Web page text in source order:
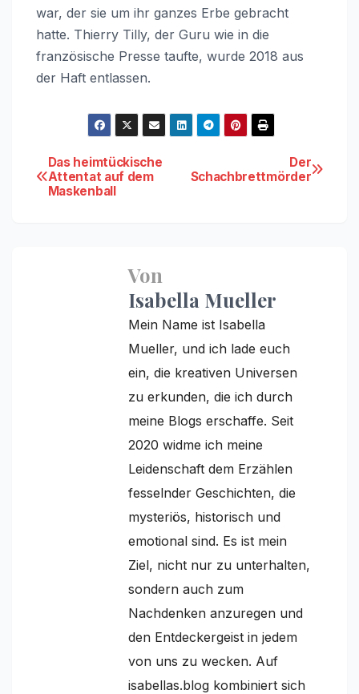
war, der sie um ihr ganzes Erbe gebracht
hatte. Thierry Tilly, der Guru wie in die
französische Presse taufte, wurde 2018 aus
der Haft entlassen.
Beitragsnavigation
Der
Schachbrettmörder
Das heimtückische
Attentat auf dem
Maskenball
Von
Isabella Mueller
Mein Name ist Isabella
Mueller, und ich lade euch
ein, die kreativen Universen
zu erkunden, die ich durch
meine Blogs erschaffe. Seit
2020 widme ich meine
Leidenschaft dem Erzählen
fesselnder Geschichten, die
mysteriös, historisch und
emotional sind. Es ist mein
Ziel, nicht nur zu unterhalten,
sondern auch zum
Nachdenken anzuregen und
den Entdeckergeist in jedem
von uns zu wecken. Auf
isabellas.blog kombiniert sich